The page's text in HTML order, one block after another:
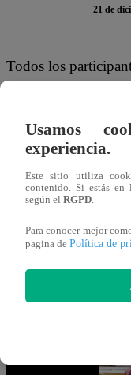
21 de
Todos los
noches de
sus galletas de
Cuando la actriz
alguien llegara por
tremenda. Luego
Los participantes
¿Quiénes lograrán
Usamos
experiencia.
Este sitio utiliza
contenido. Si estás en
según el RGPD
Para conocer mejor
pagina de Política de